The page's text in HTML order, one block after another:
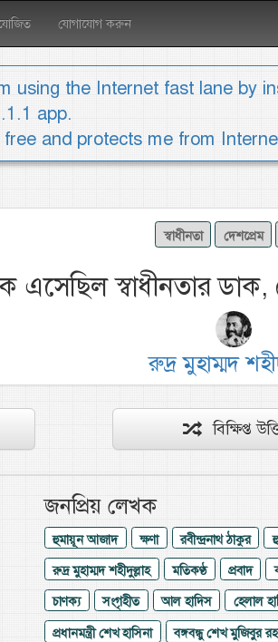
যোগাযোগ করুন
using the Internet fast lane by
app.
free and protects me from
স্বাধীনতা দেশপ্রেম
এসেছিল স্বাধীনতার
রুদ্র মুহাম্মদ
বিক্ষিপ্ত
জনপ্রিয় লেখক
হুমায়ূন আজাদ ক্ষণা রবীন্দ্রনাথ ঠাকুর
রুদ্র মুহাম্মদ শহীদুল্লাহ
মতিকণ্ঠ প্রবাদ
চাণক্য
সংগৃহীত আল হাদিস
হেলাল
প্রধানমন্ত্রী শেখ হাসিনা
বঙ্গবন্ধু শেখ মুজিবুর